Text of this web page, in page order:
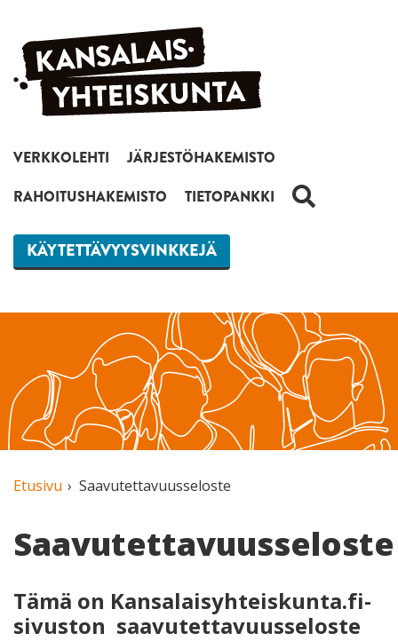
Siirry sisältöön
VERKKOLEHTI
JÄRJESTÖHAKEMISTO
RAHOITUSHAKEMISTO
TIETOPANKKI HAKU
KÄYTETTÄVYYSVINKKEJÄ
Etusivu Saavutettavuusseloste
Saavutettavuusseloste
Tämä on Kansalaisyhteiskunta.fi-
sivuston saavutettavuusseloste